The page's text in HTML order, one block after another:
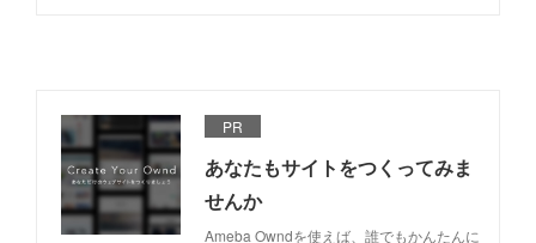
PR
あなたもサイトをつくってみま
せんか
Ameba Owndを使えば、誰でもかんたんに